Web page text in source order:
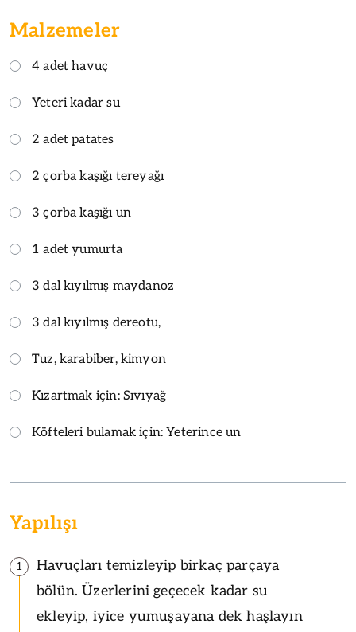
Malzemeler
4 adet havuç
Yeteri kadar su
2 adet patates
2 çorba kaşığı tereyağı
3 çorba kaşığı un
1 adet yumurta
3 dal kıyılmış maydanoz
3 dal kıyılmış dereotu,
Tuz, karabiber, kimyon
Kızartmak için: Sıvıyağ
Köfteleri bulamak için: Yeterince un
Yapılışı
1
Havuçları temizleyip birkaç parçaya
bölün. Üzerlerini geçecek kadar su
ekleyip, iyice yumuşayana dek haşlayın